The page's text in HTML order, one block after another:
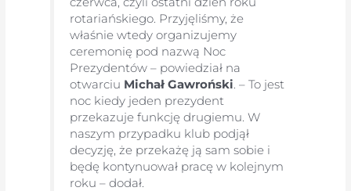
rotariańskiego. Przyjęliśmy, że
właśnie wtedy organizujemy
ceremonię pod nazwą Noc
Prezydentów – powiedział na
otwarciu Michał Gawroński. – To jest
noc kiedy jeden prezydent
przekazuje funkcję drugiemu. W
naszym przypadku klub podjął
decyzję, że przekażę ją sam sobie i
będę kontynuował pracę w kolejnym
roku – dodał.